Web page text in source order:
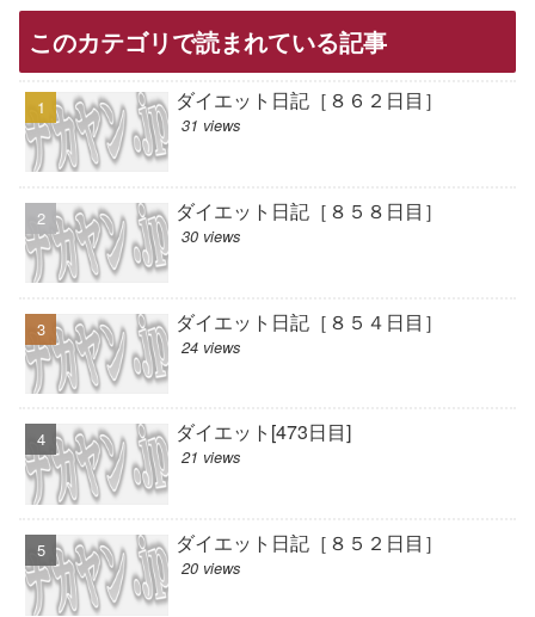
このカテゴリで読まれている記事
ダイエット日記［８６２日目］
31 views
ダイエット日記［８５８日目］
30 views
ダイエット日記［８５４日目］
24 views
ダイエット[473日目]
21 views
ダイエット日記［８５２日目］
20 views